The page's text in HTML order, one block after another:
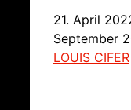
21. April
September
LOUIS CIFER